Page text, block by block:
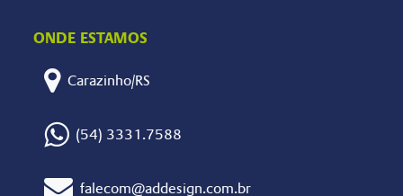
ONDE ESTAMOS
Carazinho/RS
(54) 3331.7588
falecom@addesign.com.br